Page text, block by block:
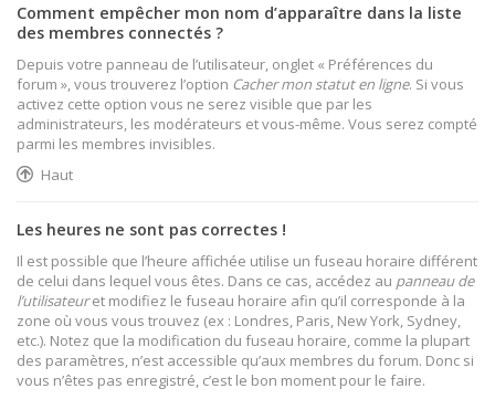
Comment empêcher mon nom d’apparaître dans la liste
des membres connectés ?
Depuis votre panneau de l’utilisateur, onglet « Préférences du
forum », vous trouverez l’option Cacher mon statut en ligne. Si vous
activez cette option vous ne serez visible que par les
administrateurs, les modérateurs et vous-même. Vous serez compté
parmi les membres invisibles.
Haut
Les heures ne sont pas correctes !
Il est possible que l’heure affichée utilise un fuseau horaire différent
de celui dans lequel vous êtes. Dans ce cas, accédez au panneau de
l’utilisateuret modifiez le fuseau horaire afin qu’il corresponde à la
zone où vous vous trouvez (ex : Londres, Paris, New York, Sydney,
etc.). Notez que la modification du fuseau horaire, comme la plupart
des paramètres, n’est accessible qu’aux membres du forum. Donc si
vous n’êtes pas enregistré, c’est le bon moment pour le faire.